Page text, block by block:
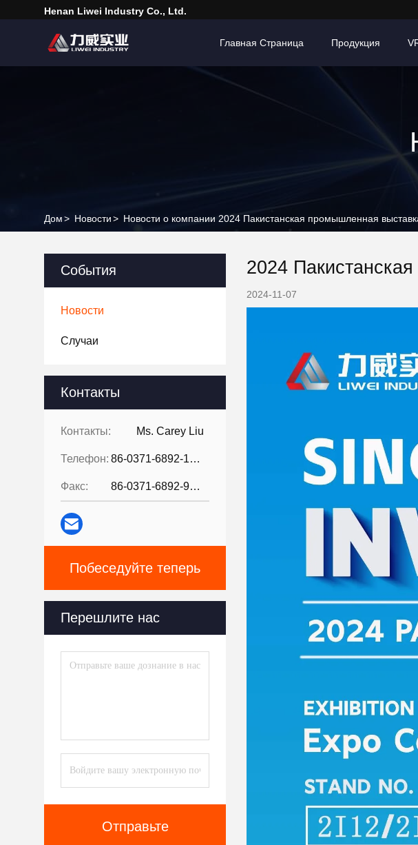
Henan Liwei Industry Co., Ltd.
Главная Страница Продукция
Дом> Новости> Новости о компании 2024 Пакистанская промышленная
События
Новости
Случаи
Контакты
Контакты: Ms. Carey Liu
Телефон: 86-0371-6892-1527
Факс: 86-0371-6892-9024
Побеседуйте теперь
Перешлите нас
Отправьте
2024
2024-11-07